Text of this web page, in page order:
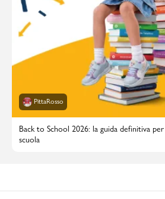
PittaRosso
Back to School 2026: la guida definitiva
scuola